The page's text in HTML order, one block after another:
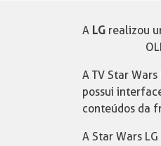
A LG realizou
A TV Star
possui
conteúdos da
A Star Wars